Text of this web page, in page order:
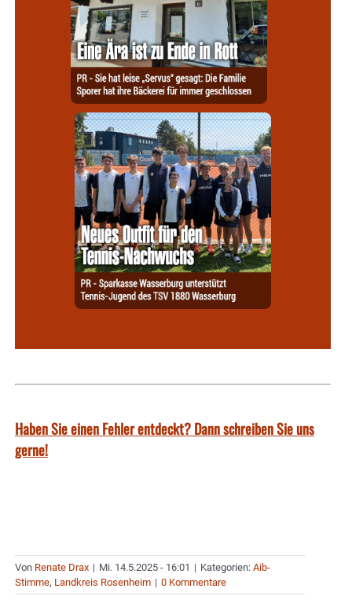
Haben Sie einen Fehler entdeckt? Dann schreiben Sie uns
gerne!
Von Renate Drax | Mi. 14.5.2025 - 16:01 | Kategorien: Aib-
Stimme, Landkreis Rosenheim | 0 Kommentare